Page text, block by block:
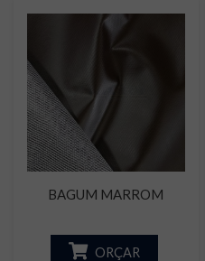
BAGUM MARROM
ORÇAR